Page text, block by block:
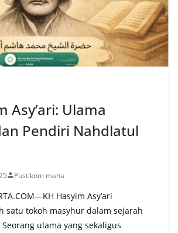
Asy’ari: Ulama
Pendiri Nahdlatul
Pustikom maha
Hasyim Asy’ari
satu tokoh masyhur dalam sejarah
ulama yang sekaligus